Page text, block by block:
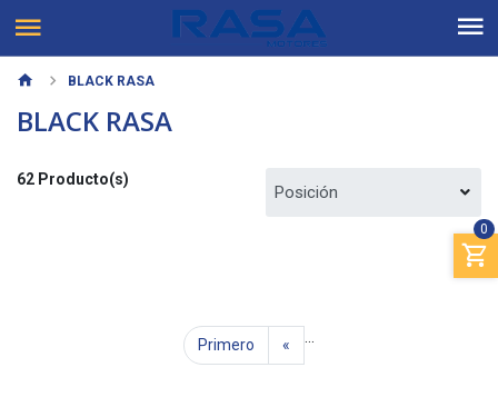
0
BLACK RASA
BLACK RASA
62 Producto(s)
Primero «